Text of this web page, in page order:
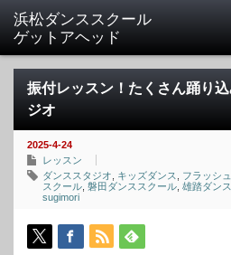
振付レッスン！たくさん踊り
ジオ
2025-4-24
レッスン
ダンススタジオ
キッズダンス フラッシ
スクール 磐田ダンススクール 雄踏ダン
sugimori